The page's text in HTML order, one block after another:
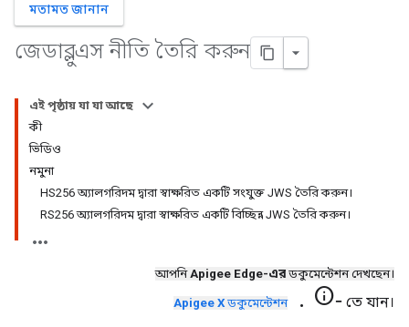
মতামত জানান
জেডাব্লুএস নীতি তৈরি করুন
এই পৃষ্ঠায় যা যা আছে
কী
ভিডিও
নমুনা
HS256 অ্যালগরিদম দ্বারা স্বাক্ষরিত একটি সংযুক্ত JWS তৈরি করুন।
RS256 অ্যালগরিদম দ্বারা স্বাক্ষরিত একটি বিচ্ছিন্ন JWS তৈরি করুন।
আপনিApigee Edge-এর ডকুমেন্টেশন দেখছেন।
Apigee X ডকুমেন্টেশন .info- তে যান।